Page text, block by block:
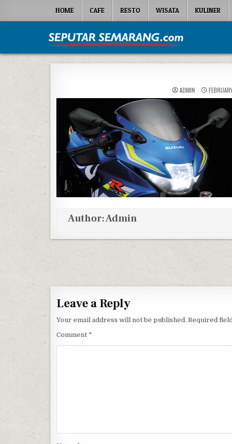
HOME CAFE RESTO WISATA KULINER
Seputar Semarang
ADMIN
Author:Admin
Post navigation
Leave a Reply
Your email address will not be published. Required
Comment *